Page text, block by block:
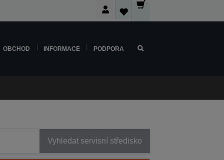
OBCHOD INFORMACE PODPORA
Vyhledat servisní středisko